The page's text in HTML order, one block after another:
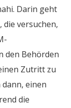
Darin geht
die versuchen,
den Behörden
Zutritt zu
einen
die